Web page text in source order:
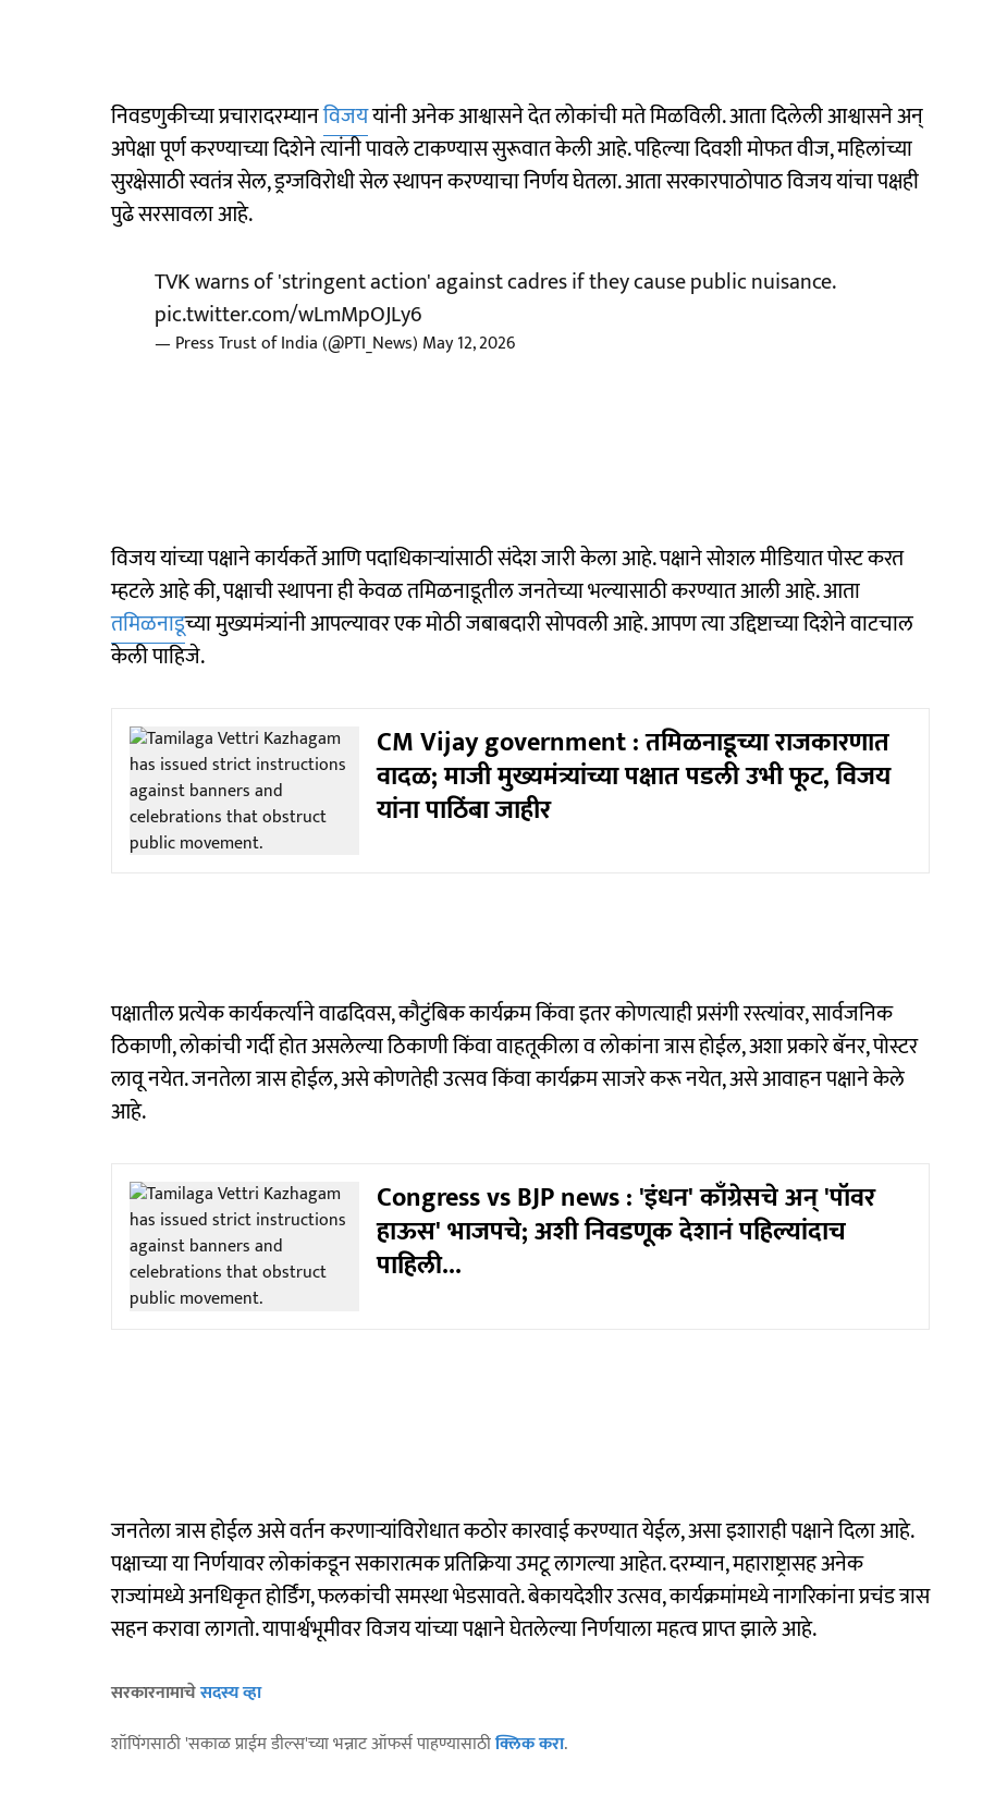
निवडणुकीच्या प्रचारादरम्यानविजययांनी अनेक आश्वासने देत लोकांची मते मिळविली. आता दिलेली आश्वासने अन्
अपेक्षा पूर्ण करण्याच्या दिशेने त्यांनी पावले टाकण्यास सुरूवात केली आहे. पहिल्या दिवशी मोफत वीज, महिलांच्या
सुरक्षेसाठी स्वतंत्र सेल, ड्रग्जविरोधी सेल स्थापन करण्याचा निर्णय घेतला. आता सरकारपाठोपाठ विजय यांचा पक्षही
पुढे सरसावला आहे.
TVK warns of 'stringent action' against cadres if they cause public nuisance.
pic.twitter.com/wLmMpOJLy6
— Press Trust of India (@PTI_News) May 12, 2026
विजय यांच्या पक्षाने कार्यकर्ते आणि पदाधिकाऱ्यांसाठी संदेश जारी केला आहे. पक्षाने सोशल मीडियात पोस्ट करत
म्हटले आहे की, पक्षाची स्थापना ही केवळ तमिळनाडूतील जनतेच्या भल्यासाठी करण्यात आली आहे. आता
तमिळनाडूच्या मुख्यमंत्र्यांनी आपल्यावर एक मोठी जबाबदारी सोपवली आहे. आपण त्या उद्दिष्टाच्या दिशेने वाटचाल
केली पाहिजे.
CM Vijay government : तमिळनाडूच्या राजकारणात
वादळ; माजी मुख्यमंत्र्यांच्या पक्षात पडली उभी फूट, विजय
यांना पाठिंबा जाहीर
पक्षातील प्रत्येक कार्यकर्त्याने वाढदिवस, कौटुंबिक कार्यक्रम किंवा इतर कोणत्याही प्रसंगी रस्त्यांवर, सार्वजनिक
ठिकाणी, लोकांची गर्दी होत असलेल्या ठिकाणी किंवा वाहतूकीला व लोकांना त्रास होईल, अशा प्रकारे बॅनर, पोस्टर
लावू नयेत. जनतेला त्रास होईल, असे कोणतेही उत्सव किंवा कार्यक्रम साजरे करू नयेत, असे आवाहन पक्षाने केले
आहे.
Congress vs BJP news : 'इंधन' काँग्रेसचे अन् 'पॉवर
हाऊस' भाजपचे; अशी निवडणूक देशानं पहिल्यांदाच
पाहिली...
जनतेला त्रास होईल असे वर्तन करणाऱ्यांविरोधात कठोर कारवाई करण्यात येईल, असा इशाराही पक्षाने दिला आहे.
पक्षाच्या या निर्णयावर लोकांकडून सकारात्मक प्रतिक्रिया उमटू लागल्या आहेत. दरम्यान, महाराष्ट्रासह अनेक
राज्यांमध्ये अनधिकृत होर्डिंग, फलकांची समस्था भेडसावते. बेकायदेशीर उत्सव, कार्यक्रमांमध्ये नागरिकांना प्रचंड त्रास
सहन करावा लागतो. यापार्श्वभूमीवर विजय यांच्या पक्षाने घेतलेल्या निर्णयाला महत्व प्राप्त झाले आहे.
सरकारनामाचेसदस्य व्हा
शॉपिंगसाठी 'सकाळ प्राईम डील्स'च्या भन्नाट ऑफर्स पाहण्यासाठीक्लिक करा.